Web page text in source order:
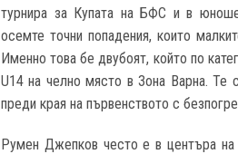
турнира за Купата на БФС и в
осемте точни попадения, които
Именно това бе двубоят, който по
U14на челно място в Зона Варна. Те
преди края на първенството с
Румен Джепков често е в центъра на